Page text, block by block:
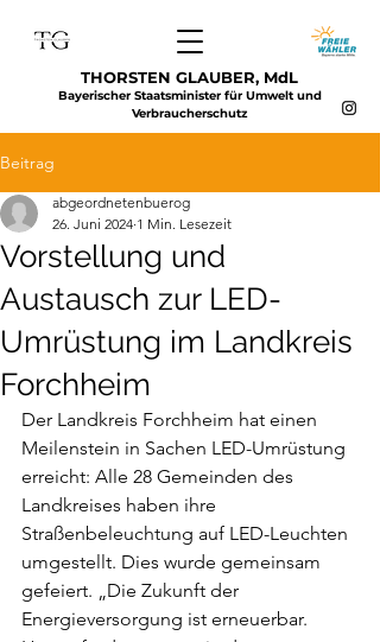
THORSTEN GLAUBER, MdL
Bayerischer Staatsminister für Umwelt und
Verbraucherschutz
Beitrag
Vorstellung und
Austausch zur LED-
Umrüstung im Landkreis
Forchheim
abgeordnetenbuerog
26. Juni 2024 1 Min. Lesezeit
Der Landkreis Forchheim hat einen
Meilenstein in Sachen LED-Umrüstung
erreicht: Alle 28 Gemeinden des
Landkreises haben ihre
Straßenbeleuchtung auf LED-Leuchten
umgestellt. Dies wurde gemeinsam
gefeiert. „Die Zukunft der
Energieversorgung ist erneuerbar.